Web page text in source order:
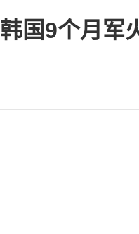
韩国9个月军